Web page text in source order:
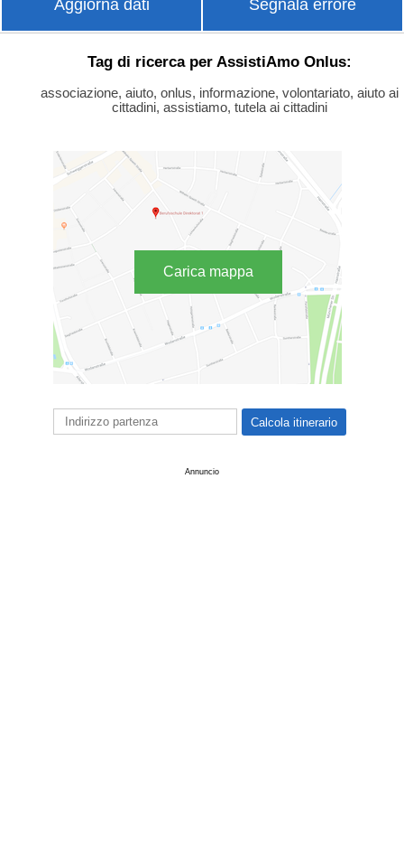
Aggiorna dati Segnala errore
Tag di ricerca per AssistiAmo Onlus:
associazione, aiuto, onlus, informazione, volontariato, aiuto ai
cittadini, assistiamo, tutela ai cittadini
Carica mappa
Annuncio